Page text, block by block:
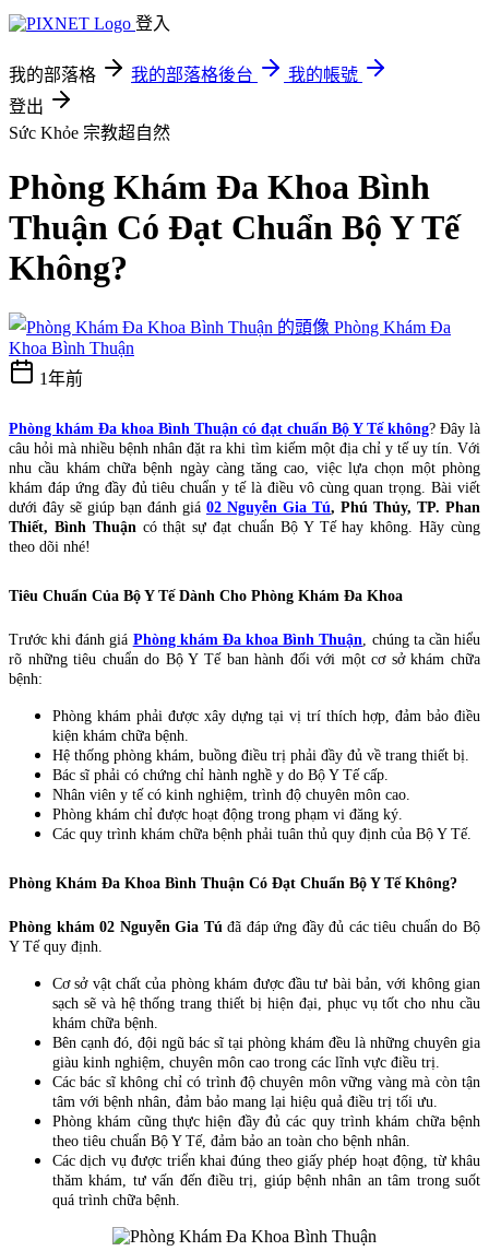
登入
我的部落格 我的部落格後台
我的帳號
登出
Sức Khỏe 宗教超自然
Phòng Khám Đa Khoa Bình
Thuận Có Đạt Chuẩn Bộ Y Tế
Không?
Phòng Khám Đa
Khoa Bình Thuận
1年前
Phòng khám Đa khoa Bình Thuận có đạt chuẩn Bộ Y Tế không? Đây là
câu hỏi mà nhiều bệnh nhân đặt ra khi tìm kiếm một địa chỉ y tế uy tín. Với
nhu cầu khám chữa bệnh ngày càng tăng cao, việc lựa chọn một phòng
khám đáp ứng đầy đủ tiêu chuẩn y tế là điều vô cùng quan trọng. Bài viết
dưới đây sẽ giúp bạn đánh giá 02 Nguyễn Gia Tú, Phú Thủy, TP. Phan
Thiết, Bình Thuận có thật sự đạt chuẩn Bộ Y Tế hay không. Hãy cùng
theo dõi nhé!
Tiêu Chuẩn Của Bộ Y Tế Dành Cho Phòng Khám Đa Khoa
Trước khi đánh giá Phòng khám Đa khoa Bình Thuận , chúng ta cần hiểu
rõ những tiêu chuẩn do Bộ Y Tế ban hành đối với một cơ sở khám chữa
bệnh:
Phòng khám phải được xây dựng tại vị trí thích hợp, đảm bảo điều
kiện khám chữa bệnh.
Hệ thống phòng khám, buồng điều trị phải đầy đủ về trang thiết bị.
Bác sĩ phải có chứng chỉ hành nghề y do Bộ Y Tế cấp.
Nhân viên y tế có kinh nghiệm, trình độ chuyên môn cao.
Phòng khám chỉ được hoạt động trong phạm vi đăng ký.
Các quy trình khám chữa bệnh phải tuân thủ quy định của Bộ Y Tế.
Phòng Khám Đa Khoa Bình Thuận Có Đạt Chuẩn Bộ Y Tế Không?
Phòng khám 02 Nguyễn Gia Tú đã đáp ứng đầy đủ các tiêu chuẩn do Bộ
Y Tế quy định.
Cơ sở vật chất của phòng khám được đầu tư bài bản, với không gian
sạch sẽ và hệ thống trang thiết bị hiện đại, phục vụ tốt cho nhu cầu
khám chữa bệnh.
Bên cạnh đó, đội ngũ bác sĩ tại phòng khám đều là những chuyên gia
giàu kinh nghiệm, chuyên môn cao trong các lĩnh vực điều trị.
Các bác sĩ không chỉ có trình độ chuyên môn vững vàng mà còn tận
tâm với bệnh nhân, đảm bảo mang lại hiệu quả điều trị tối ưu.
Phòng khám cũng thực hiện đầy đủ các quy trình khám chữa bệnh
theo tiêu chuẩn Bộ Y Tế, đảm bảo an toàn cho bệnh nhân.
Các dịch vụ được triển khai đúng theo giấy phép hoạt động, từ khâu
thăm khám, tư vấn đến điều trị, giúp bệnh nhân an tâm trong suốt
quá trình chữa bệnh.